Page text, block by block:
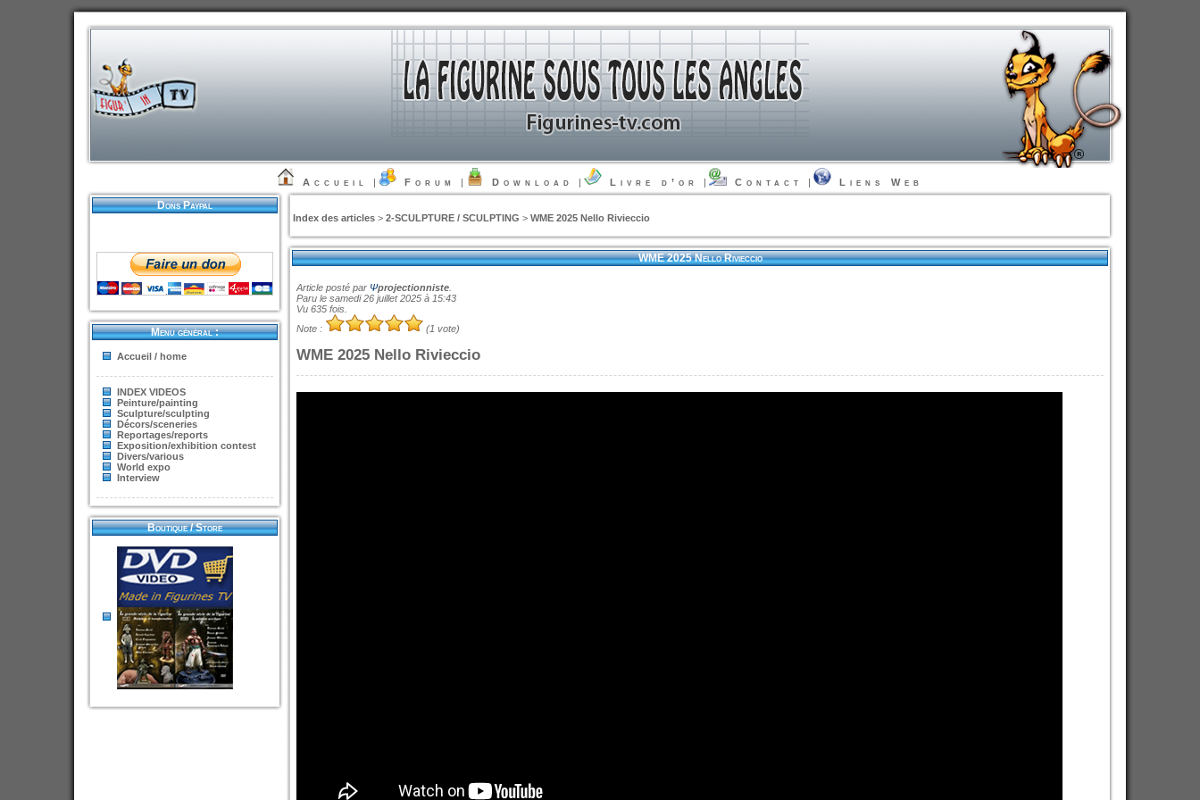
Accueil | Forum | Download | Livre d’or | Contact | Liens Web
Dons Paypal
Menu général :
Accueil / home
INDEX VIDEOS
Peinture/painting
Sculpture/sculpting
Décors/sceneries
Reportages/reports
Exposition/exhibition contest
Divers/various
World expo
Interview
Boutique / Store
Index des articles > 2-SCULPTURE / SCULPTING > WME 2025 Nello Rivieccio
WME 2025 Nello Rivieccio
Article posté par Ψprojectionniste
Paru le samedi 26 juillet 2025 à 15:43
Vu 635 fois.
Note :
(1 vote)
WME 2025 Nello Rivieccio